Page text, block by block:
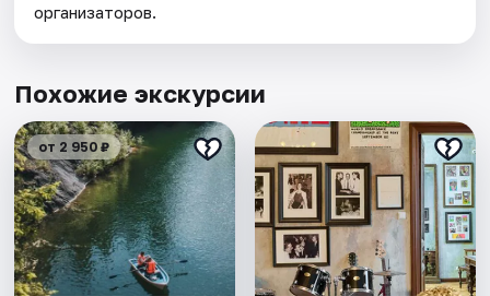
организаторов.
Похожие экскурсии
от 2 950 ₽